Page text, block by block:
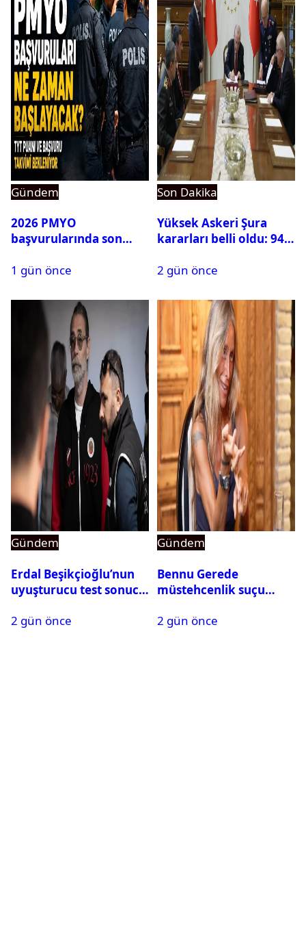
Gündem
2026 PMYO
başvurularında son
1 gün önce
Son Dakika
Yüksek Askeri Şura
kararları belli oldu: 94
2 gün önce
Gündem
Erdal Beşikçioğlu’nun
uyuşturucu test sonucu
2 gün önce
Gündem
Bennu Gerede
müstehcenlik suçu
alındı
2 gün önce